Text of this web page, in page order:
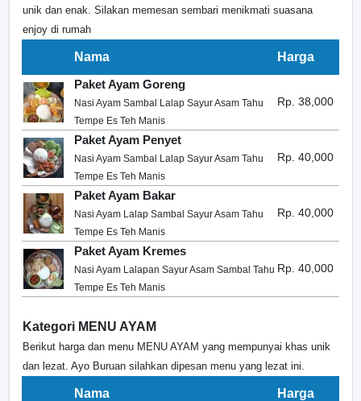
unik dan enak. Silakan memesan sembari menikmati suasana
enjoy di rumah
Nama
Harga
Paket Ayam Goreng
Nasi Ayam Sambal Lalap Sayur Asam Tahu
Tempe Es Teh Manis
Rp. 38,000
Paket Ayam Penyet
Nasi Ayam Sambal Lalap Sayur Asam Tahu
Tempe Es Teh Manis
Rp. 40,000
Paket Ayam Bakar
Nasi Ayam Lalap Sambal Sayur Asam Tahu
Tempe Es Teh Manis
Rp. 40,000
Paket Ayam Kremes
Nasi Ayam Lalapan Sayur Asam Sambal Tahu
Tempe Es Teh Manis
Rp. 40,000
Kategori MENU AYAM
Berikut harga dan menu MENU AYAM yang mempunyai khas unik
dan lezat. Ayo Buruan silahkan dipesan menu yang lezat ini.
Nama Harga